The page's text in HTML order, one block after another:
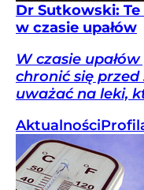
Dr Sutkowski:
w czasie upałów
W czasie
chronić się przed
uważać na leki,
Aktualności